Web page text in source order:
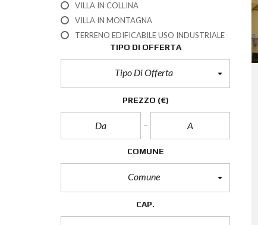
VILLA IN COLLINA
VILLA IN MONTAGNA
TERRENO EDIFICABILE USO INDUSTRIALE
TIPO DI OFFERTA
Tipo Di Offerta
PREZZO (€)
COMUNE
Comune
CAP.